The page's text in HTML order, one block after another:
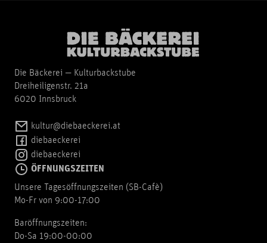
Die Bäckerei — Kulturbackstube
Dreiheiligenstr. 21a
6020 Innsbruck
kultur@diebaeckerei.at
diebaeckerei
diebaeckerei
ÖFFNUNGSZEITEN
Unsere Tagesöffnungszeiten (SB-Cafè)
Mo-Fr von 9:00-17:00
Baröffnungszeiten:
Do-Sa 19:00-00:00